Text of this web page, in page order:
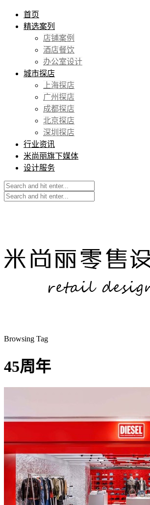
首页
精选案列
店铺案例
酒店餐饮
办公室设计
城市探店
上海探店
广州探店
成都探店
北京探店
深圳探店
行业资讯
米尚丽旗下媒体
设计服务
Browsing Tag
45周年